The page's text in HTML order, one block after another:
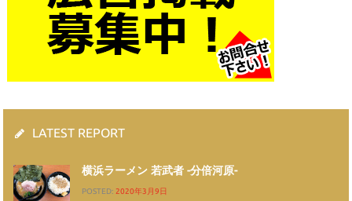
LATEST REPORT
横浜ラーメン 若武者 -分倍河原-
POSTED: 2020年3月9日